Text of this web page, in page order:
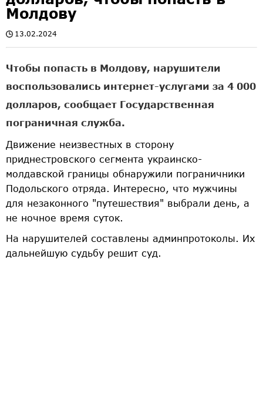
Молдову
13.02.2024
Чтобы попасть в Молдову, нарушители
воспользовались интернет-услугами за 4 000
долларов, сообщает Государственная
пограничная служба.
Движение неизвестных в сторону
приднестровского сегмента украинско-
молдавской границы обнаружили пограничники
Подольского отряда. Интересно, что мужчины
для незаконного "путешествия" выбрали день, а
не ночное время суток.
На нарушителей составлены админпротоколы. Их
дальнейшую судьбу решит суд.